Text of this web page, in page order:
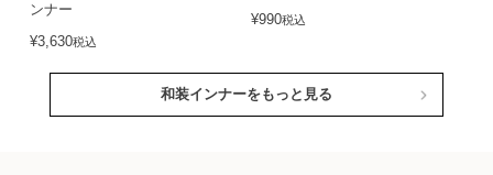
ンナー
¥3,630税込
¥990税込
和装インナーをもっと見る